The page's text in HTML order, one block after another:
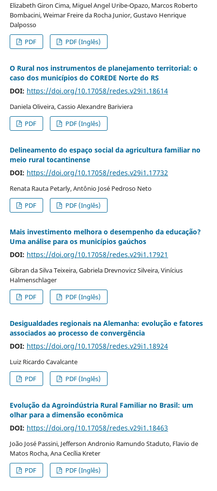
Elizabeth Giron Cima, Miguel Angel Uribe-Opazo, Marcos Roberto
Bombacini, Weimar Freire da Rocha Junior, Gustavo Henrique
Dalposso
PDF
PDF (Inglês)
O Rural nos instrumentos de planejamento territorial: o
caso dos municípios do COREDE Norte do RS
DOI: https://doi.org/10.17058/redes.v29i1.18614
Daniela Oliveira, Cassio Alexandre Bariviera
PDF
PDF (Inglês)
Delineamento do espaço social da agricultura familiar no
meio rural tocantinense
DOI: https://doi.org/10.17058/redes.v29i1.17732
Renata Rauta Petarly, Antônio José Pedroso Neto
PDF
PDF (Inglês)
Mais investimento melhora o desempenho da educação?
Uma análise para os municípios gaúchos
DOI: https://doi.org/10.17058/redes.v29i1.17921
Gibran da Silva Teixeira, Gabriela Drevnovicz Silveira, Vinícius
Halmenschlager
PDF
PDF (Inglês)
Desigualdades regionais na Alemanha: evolução e fatores
associados ao processo de convergência
DOI: https://doi.org/10.17058/redes.v29i1.18924
Luiz Ricardo Cavalcante
PDF
PDF (Inglês)
Evolução da Agroindústria Rural Familiar no Brasil: um
olhar para a dimensão econômica
DOI: https://doi.org/10.17058/redes.v29i1.18463
João José Passini, Jefferson Andronio Ramundo Staduto, Flavio de
Matos Rocha, Ana Cecília Kreter
PDF
PDF (Inglês)